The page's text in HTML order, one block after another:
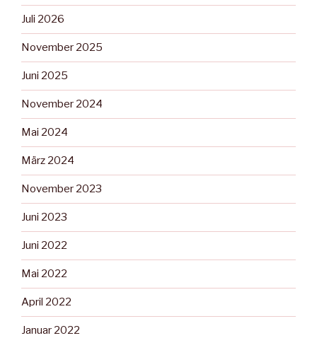
Juli 2026
November 2025
Juni 2025
November 2024
Mai 2024
März 2024
November 2023
Juni 2023
Juni 2022
Mai 2022
April 2022
Januar 2022